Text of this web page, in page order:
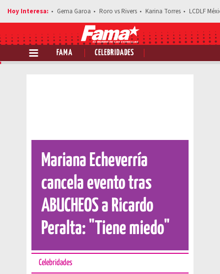
Gema Garoa Roro vs Rivers Karina Torres LCDLF
FAMA CELEBRIDADES
Comparte esta noticia
Mariana Echeverría
cancela evento tras
ABUCHEOS a Ricardo
Peralta: "Tiene miedo"
Celebridades